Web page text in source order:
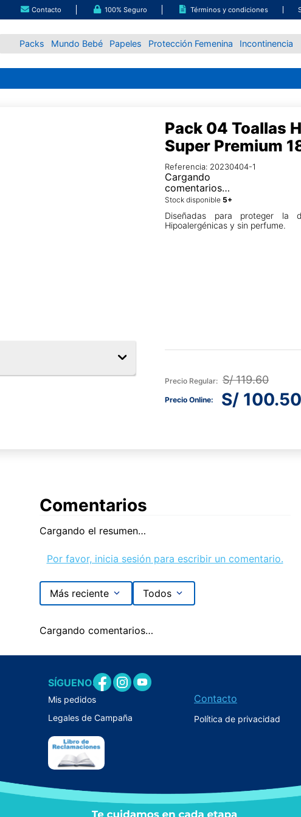
Contacto 100% Seguro Términos y condiciones
Packs Mundo Bebé Papeles Protección Femenina Incontinencia
Pack 04 Toallas
Super Premium
Referencia: 20230404-1
Cargando
comentarios…
Stock disponible
Diseñadas para proteger la
Hipoalergénicas y sin perfume.
S/ 119.60
S/ 100.50
Comentarios
Cargando el resumen…
Por favor, inicia sesión para escribir un comentario.
Más reciente Todos
Cargando comentarios…
SÍGUENOS
Mis pedidos
Legales de Campaña
Contacto
Política de privacidad